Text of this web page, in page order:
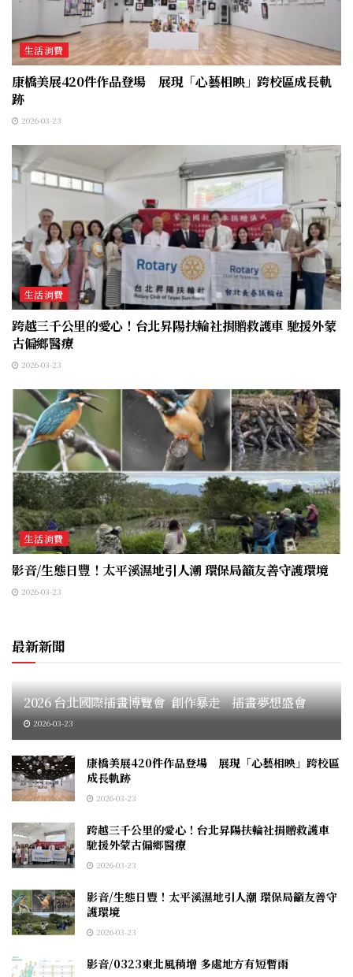
生活消費
康橋美展420件作品登場 展現「心藝相映」跨校區成長軌
跡
2026-03-23
生活消費
跨越三千公里的愛心！台北昇陽扶輪社捐贈救護車 馳援外蒙
古偏鄉醫療
2026-03-23
生活消費
影音/生態日豐！太平溪濕地引人潮 環保局籲友善守護環境
2026-03-23
最新新聞
2026 台北國際插畫博覽會 創作暴走 插畫夢想盛會
2026-03-23
康橋美展420件作品登場 展現「心藝相映」跨校區
成長軌跡
2026-03-23
跨越三千公里的愛心！台北昇陽扶輪社捐贈救護車
馳援外蒙古偏鄉醫療
2026-03-23
影音/生態日豐！太平溪濕地引人潮 環保局籲友善守
護環境
2026-03-23
影音/0323東北風稍增 多處地方有短暫雨